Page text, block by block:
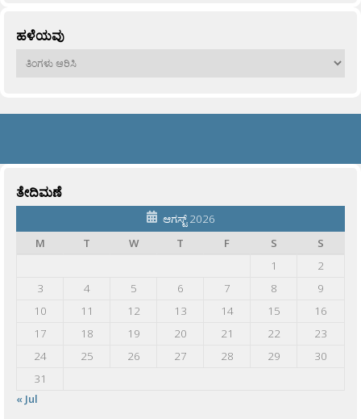
ಹಳೆಯವು
ಹಳೆಯವು
ತೇದಿಮಣೆ
ಆಗಸ್ಟ್ 2026
M
T W T F S
S
1
2
3
4 5 6 7 8
9
10
11 12 13 14 15
16
17
18 19 20 21 22
23
24
25 26 27 28 29
30
31
« Jul